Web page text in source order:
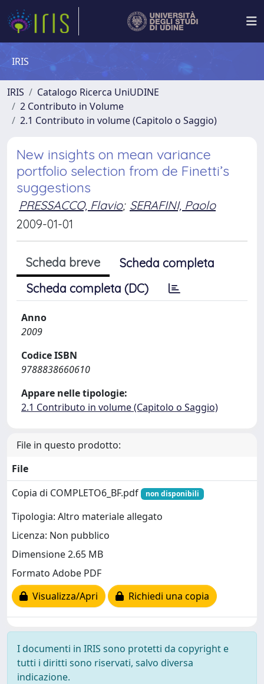
IRIS
IRIS
Catalogo Ricerca UniUDINE
2 Contributo in Volume
2.1 Contributo in volume (Capitolo o Saggio)
New insights on mean variance
portfolio selection from de Finetti’s
suggestions
PRESSACCO, Flavio; SERAFINI, Paolo
2009-01-01
Scheda breve
Scheda completa
Scheda completa (DC)
Anno
2009
Codice ISBN
9788838660610
Appare nelle tipologie:
2.1 Contributo in volume (Capitolo o Saggio)
File in questo prodotto:
File
Copia di COMPLETO6_BF.pdf
non disponibili
Tipologia: Altro materiale allegato
Licenza: Non pubblico
Dimensione 2.65 MB
Formato Adobe PDF
Visualizza/Apri
Richiedi una copia
I documenti in IRIS sono protetti da copyright e
tutti i diritti sono riservati, salvo diversa
indicazione.